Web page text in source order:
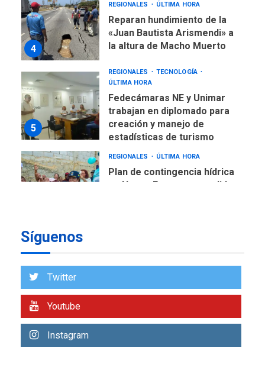
4
REGIONALES ÚLTIMA HORA
Reparan hundimiento de la
«Juan Bautista Arismendi» a
la altura de Macho Muerto
5
REGIONALES
TECNOLOGÍA
ÚLTIMA HORA
Fedecámaras NE y Unimar
trabajan en diplomado para
creación y manejo de
estadísticas de turismo
REGIONALES ÚLTIMA HORA
Plan de contingencia hídrica
en Nueva Esparta consolida
7
Síguenos
Twitter
Youtube
Instagram